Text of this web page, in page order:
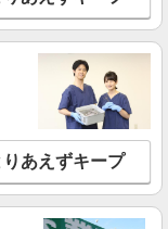
ート】
匠会病院 （東京都練
細を見る
りあえずキープ